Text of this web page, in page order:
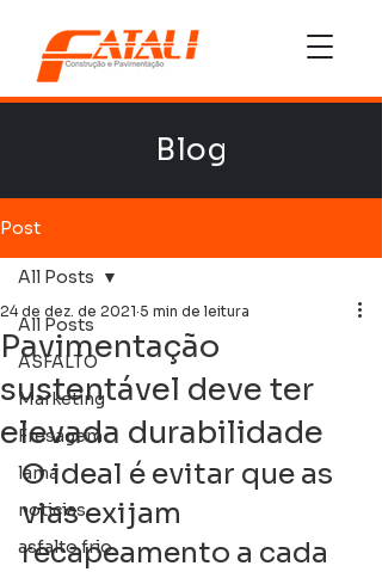
Blog
Post
All Posts
ASFALTO
Marketing
Fresagem
lama
noticias
asfalto frio
All Posts
Pavimentação
sustentável deve ter
elevada durabilidade
24 de dez. de 2021 5 min de leitura
O ideal é evitar que as
vias exijam
recapeamento a cada